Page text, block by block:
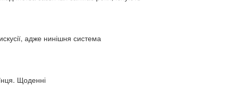
адже нинішня система
Щоденні